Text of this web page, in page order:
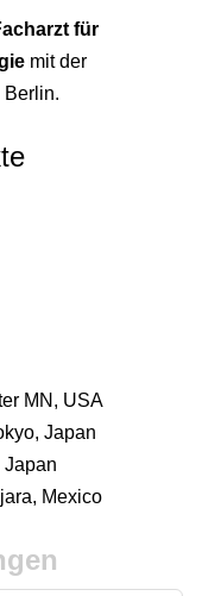
für
mit der
Berlin.
MN, USA
Japan
Japan
Mexico